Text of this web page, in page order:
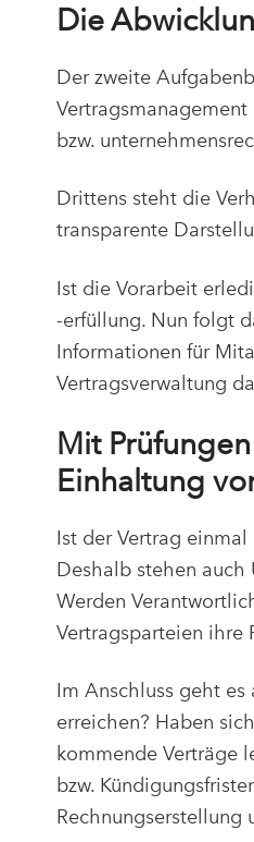
Die
Der zweite
bzw.
Drittens steht die
transparente
Ist die Vorarbeit
-erfüllung. Nun folgt
Informationen für
Vertragsverwaltung
Mit
Einhaltung
Ist der Vertrag
Deshalb stehen auch
Werden
Vertragsparteien ihre
Im Anschluss geht
erreichen? Haben
kommende Verträge
bzw.
Rechnungserstellung